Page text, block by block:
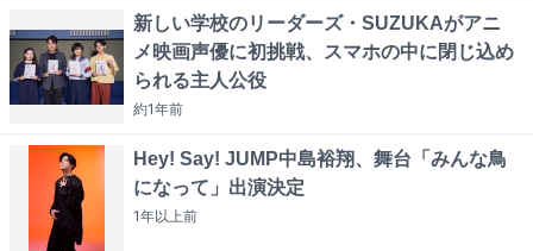
新しい学校のリーダーズ・SUZUKAがアニ
メ映画声優に初挑戦、スマホの中に閉じ込め
られる主人公役
約1年前
Hey! Say! JUMP中島裕翔、舞台「みんな鳥
になって」出演決定
1年以上前